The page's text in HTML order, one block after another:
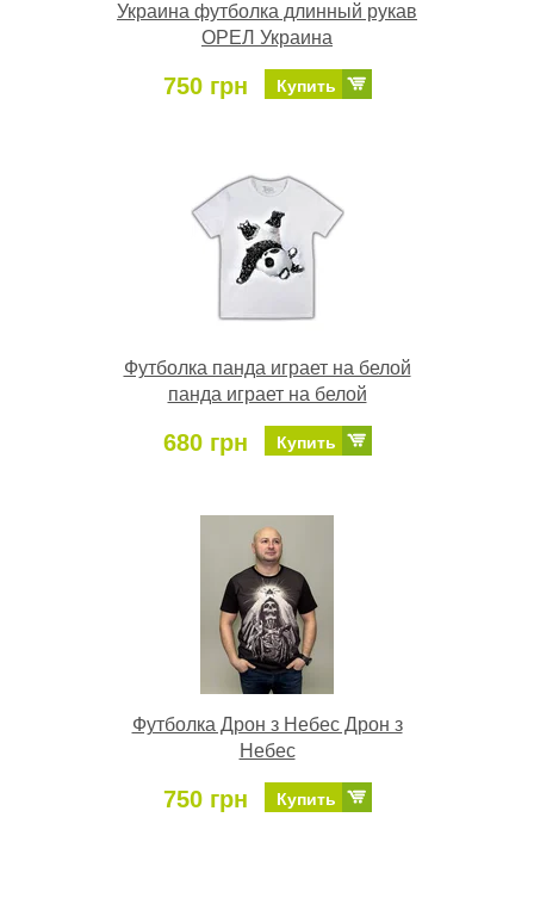
Украина футболка длинный рукав
ОРЕЛ Украина
750 грн Купить
Футболка панда играет на белой
панда играет на белой
680 грн Купить
Футболка Дрон з Небес Дрон з
Небес
750 грн Купить